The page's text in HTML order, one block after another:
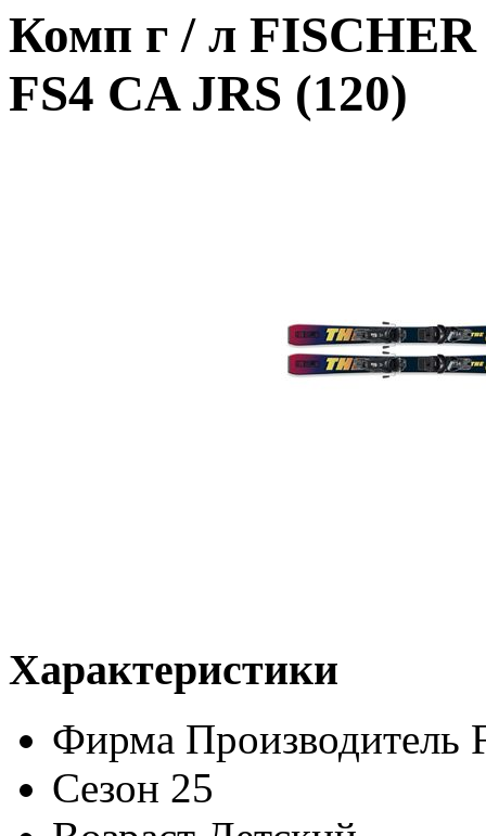
Комп г / л
FS4 CA JRS (120)
Характеристики
Фирма Производитель
Сезон 25